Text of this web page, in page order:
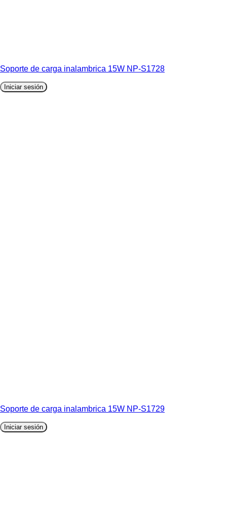
Soporte de carga inalambrica 15W NP-S1728
Iniciar sesión
Soporte de carga inalambrica 15W NP-S1729
Iniciar sesión